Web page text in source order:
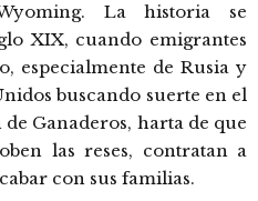
La historia se
XIX, cuando emigrantes
especialmente de Rusia y
buscando suerte en el
Ganaderos, harta de que
las reses, contratan a
con sus familias.